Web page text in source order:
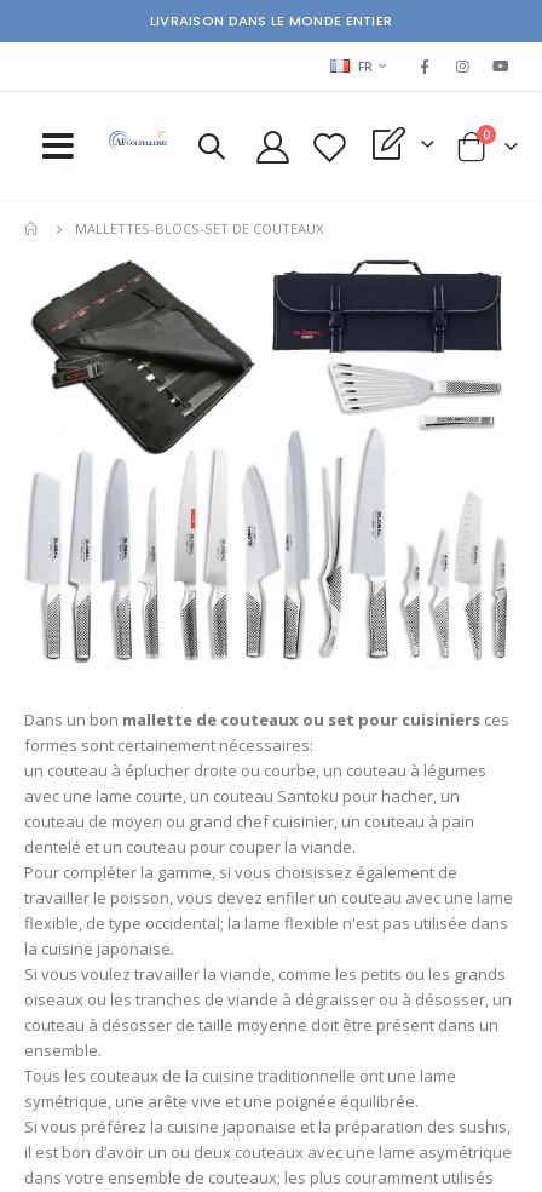
LIVRAISON DANS LE MONDE ENTIER
LANGUAGE
FR
My Quote Cart
0items
MALLETTES-BLOCS-SET DE COUTEAUX
Dans un bon mallette de couteaux ou set pour cuisiniers ces
formes sont certainement nécessaires:
un couteau à éplucher droite ou courbe, un couteau à légumes
avec une lame courte, un couteau Santoku pour hacher, un
couteau de moyen ou grand chef cuisinier, un couteau à pain
dentelé et un couteau pour couper la viande.
Pour compléter la gamme, si vous choisissez également de
travailler le poisson, vous devez enfiler un couteau avec une lame
flexible, de type occidental; la lame flexible n'est pas utilisée dans
la cuisine japonaise.
Si vous voulez travailler la viande, comme les petits ou les grands
oiseaux ou les tranches de viande à dégraisser ou à désosser, un
couteau à désosser de taille moyenne doit être présent dans un
ensemble.
Tous les couteaux de la cuisine traditionnelle ont une lame
symétrique, une arête vive et une poignée équilibrée.
Si vous préférez la cuisine japonaise et la préparation des sushis,
il est bon d’avoir un ou deux couteaux avec une lame asymétrique
dans votre ensemble de couteaux; les plus couramment utilisés